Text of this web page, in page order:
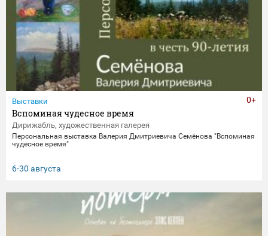
Выставки
Вспоминая чудесное время
Дирижабль, художественная галерея
Персональная выставка Валерия Дмитриевича Семёнова "Вспоминая
чудесное время"
6-30 августа
0+